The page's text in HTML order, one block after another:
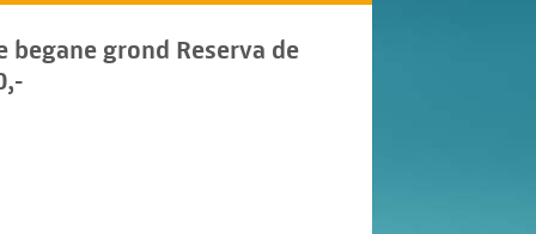
begane grond Reserva de